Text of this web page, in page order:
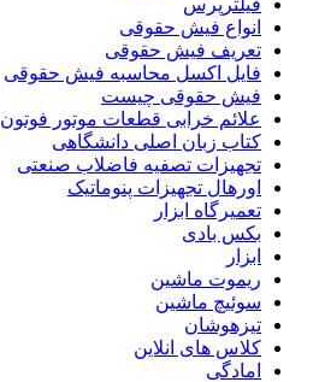
انواع فیش حقوقی
تعریف فیش حقوقی
فایل اکسل محاسبه فیش حقوقی
فیش حقوقی چیست
علائم خرابی قطعات موتور فوتون
کتاب زبان اصلی دانشگاهی
تجهیزات تصفیه فاضلاب صنعتی
اورهال تجهیزات پنوماتیک
تعمیرگاه ابزار
بکس بادی
ابزار
ریموت ماشین
سوئیچ ماشین
تیزهوشان
کلاس های انلاین
امادگی